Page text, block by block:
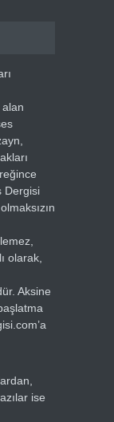
Dergisi
olarak,
Aksine
ise